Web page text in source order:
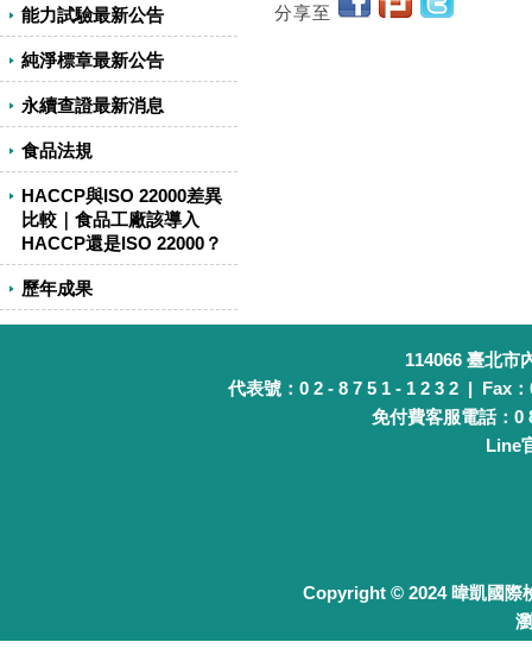
能力試驗最新公告
純淨標章最新公告
永續查證最新消息
食品法規
HACCP與ISO 22000差異
比較｜食品工廠該導入
HACCP還是ISO 22000？
歷年成果
分享至
114066 臺北市
代表號：0 2 - 8 7 5 1 - 1 2 3 2 | Fax
免付費客服電話：0
Line
Copyright © 2024 暐凱國際